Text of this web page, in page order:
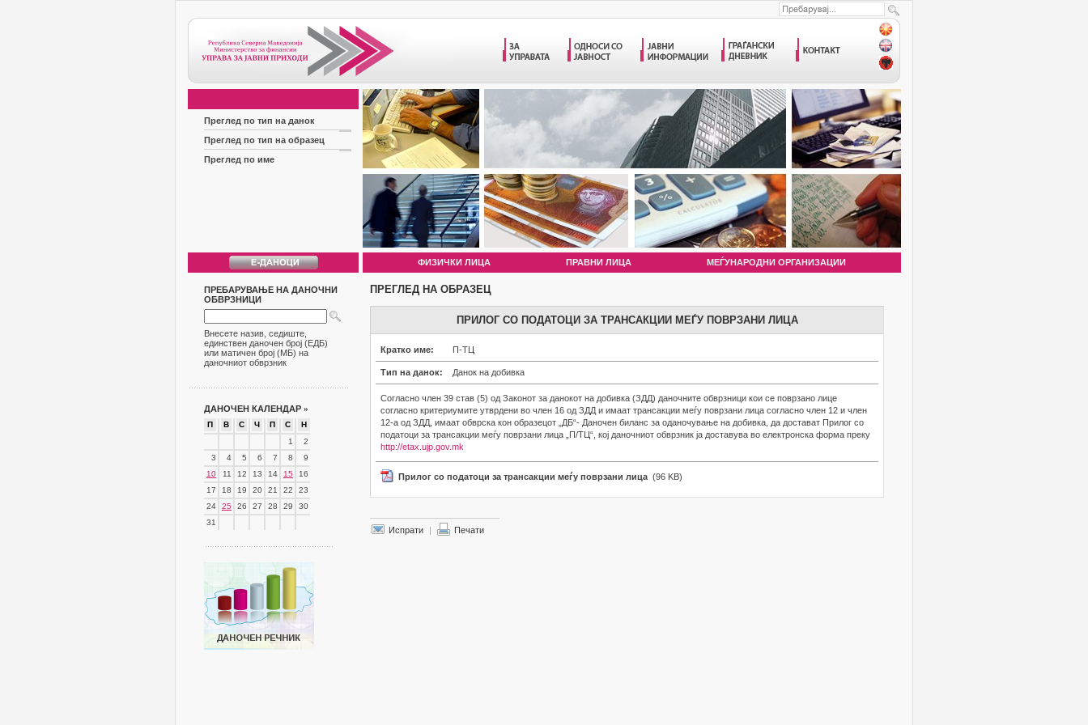
Преглед по тип на данок
Преглед по тип на образец
Преглед по име
ФИЗИЧКИ ЛИЦА ПРАВНИ ЛИЦА МЕЃУНАРОДНИ ОРГАНИЗАЦИИ
ПРЕБАРУВАЊЕ НА ДАНОЧНИ
ОБВРЗНИЦИ
Внесете назив, седиште,
единствен даночен број (ЕДБ)
или матичен број (МБ) на
даночниот обврзник
ДАНОЧЕН КАЛЕНДАР »
П В С Ч П С
Н
1
2
3
4 5 6 7 8
9
10
11 12 13 14 15
16
17
18 19 20 21 22
23
24
25 26 27 28 29
30
31
ПРЕГЛЕД НА ОБРАЗЕЦ
ПРИЛОГ СО ПОДАТОЦИ ЗА ТРАНСАКЦИИ МЕЃУ ПОВРЗАНИ ЛИЦА
Кратко име: П-ТЦ
Тип на данок: Данок на добивка
Согласно член 39 став (5) од Законот за данокот на добивка (ЗДД) даночните обврзници кои се поврзано лице
согласно критериумите утврдени во член 16 од ЗДД и имаат трансакции меѓу поврзани лица согласно член 12 и член
12-а од ЗДД, имаат обврска кон образецот „ДБ“- Даночен биланс за оданочување на добивка, да достават Прилог со
податоци за трансакции меѓу поврзани лица „П/ТЦ“, кој даночниот обврзник ја доставува во електронска форма преку
http://etax.ujp.gov.mk
Прилог со податоци за трансакции меѓу поврзани лица (96 KB)
Испрати | Печати